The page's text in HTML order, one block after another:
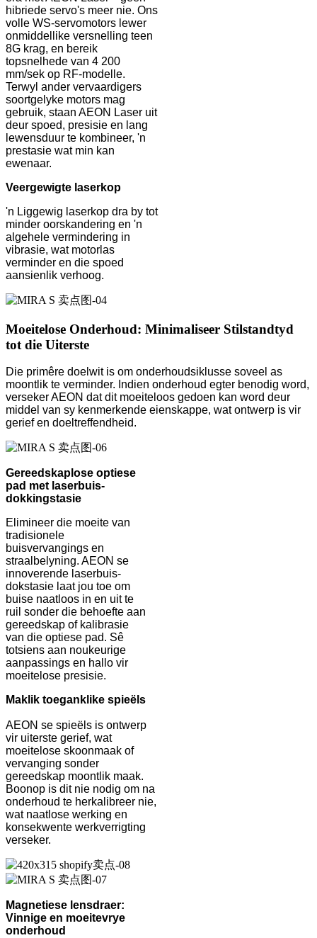
hibriede servo's meer nie. Ons
volle WS-servomotors lewer
onmiddellike versnelling teen
8G krag, en bereik
topsnelhede van 4 200
mm/sek op RF-modelle.
Terwyl ander vervaardigers
soortgelyke motors mag
gebruik, staan ​​AEON Laser uit
deur spoed, presisie en lang
lewensduur te kombineer, 'n
prestasie wat min kan
ewenaar.
Veergewigte laserkop
'n Liggewig laserkop dra by tot
minder oorskandering en 'n
algehele vermindering in
vibrasie, wat motorlas
verminder en die spoed
aansienlik verhoog.
Moeitelose Onderhoud: Minimaliseer Stilstandtyd
tot die Uiterste
Die primêre doelwit is om onderhoudsiklusse soveel as
moontlik te verminder. Indien onderhoud egter benodig word,
verseker AEON dat dit moeiteloos gedoen kan word deur
middel van sy kenmerkende eienskappe, wat ontwerp is vir
gerief en doeltreffendheid.
Gereedskaplose optiese
pad met laserbuis-
dokkingstasie
Elimineer die moeite van
tradisionele
buisvervangings en
straalbelyning. AEON se
innoverende laserbuis-
dokstasie laat jou toe om
buise naatloos in en uit te
ruil sonder die behoefte aan
gereedskap of kalibrasie
van die optiese pad. Sê
totsiens aan noukeurige
aanpassings en hallo vir
moeitelose presisie.
Maklik toeganklike spieëls
AEON se spieëls is ontwerp
vir uiterste gerief, wat
moeitelose skoonmaak of
vervanging sonder
gereedskap moontlik maak.
Boonop is dit nie nodig om na
onderhoud te herkalibreer nie,
wat naatlose werking en
konsekwente werkverrigting
verseker.
Magnetiese lensdraer:
Vinnige en moeitevrye
onderhoud